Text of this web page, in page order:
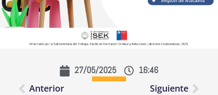
27/05/2025 16:46
Anterior Siguiente